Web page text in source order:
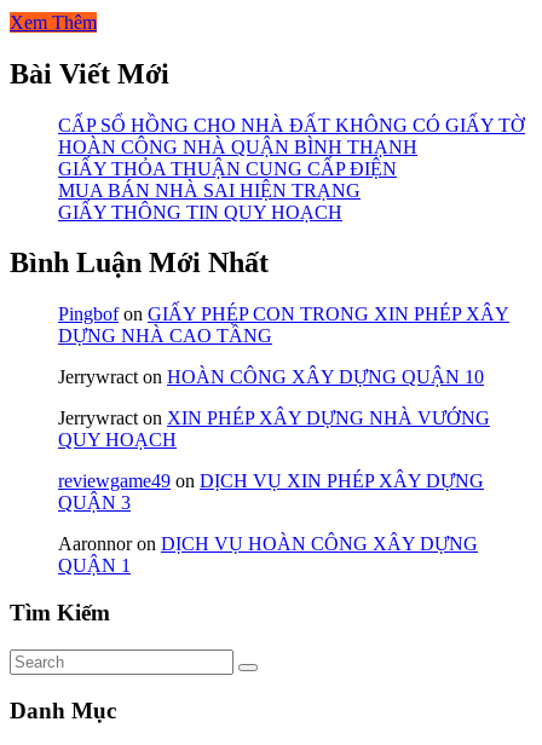
Xem Thêm
Bài Viết Mới
CẤP SỔ HỒNG CHO NHÀ ĐẤT KHÔNG CÓ GIẤY TỜ
HOÀN CÔNG NHÀ QUẬN BÌNH THẠNH
GIẤY THỎA THUẬN CUNG CẤP ĐIỆN
MUA BÁN NHÀ SAI HIỆN TRẠNG
GIẤY THÔNG TIN QUY HOẠCH
Bình Luận Mới Nhất
Pingbofon GIẤY PHÉP CON TRONG XIN PHÉP XÂY
DỰNG NHÀ CAO TẦNG
Jerrywract on HOÀN CÔNG XÂY DỰNG QUẬN 10
Jerrywract on XIN PHÉP XÂY DỰNG NHÀ VƯỚNG
QUY HOẠCH
reviewgame49 on DỊCH VỤ XIN PHÉP XÂY DỰNG
QUẬN 3
Aaronnoron DỊCH VỤ HOÀN CÔNG XÂY DỰNG
QUẬN 1
Tìm Kiếm
Danh Mục